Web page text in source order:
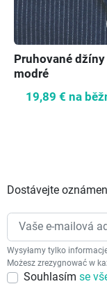
Pruhované
modré
19,89 € na
Dostávejte
Wysyłamy tylko
Możesz zrezygnować w
Souhlasím se